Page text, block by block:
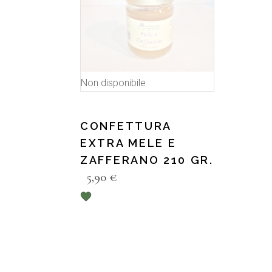
Non disponibile
CONFETTURA
EXTRA MELE E
ZAFFERANO 210 GR.
5,90 €